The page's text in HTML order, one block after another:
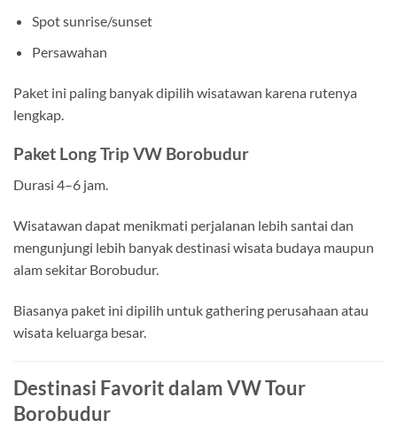
Spot sunrise/sunset
Persawahan
Paket ini paling banyak dipilih wisatawan karena rutenya
lengkap.
Paket Long Trip VW Borobudur
Durasi 4–6 jam.
Wisatawan dapat menikmati perjalanan lebih santai dan
mengunjungi lebih banyak destinasi wisata budaya maupun
alam sekitar Borobudur.
Biasanya paket ini dipilih untuk gathering perusahaan atau
wisata keluarga besar.
Destinasi Favorit dalam VW Tour
Borobudur